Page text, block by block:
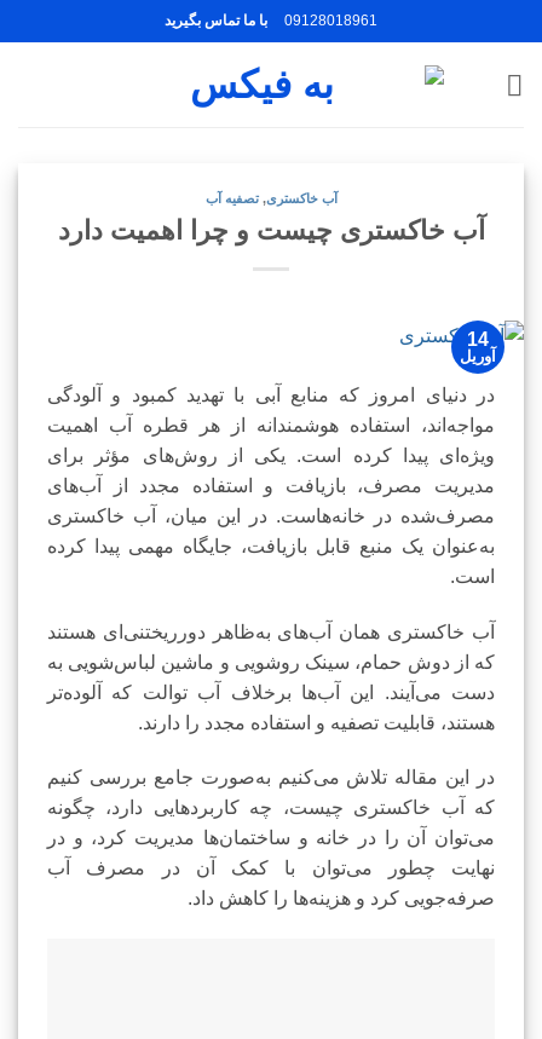
to
content
09128018961 با ما تماس بگیرید
آب خاکستری,تصفیه آب
آب خاکستری چیست و چرا اهمیت دارد
14
آوریل
در دنیای امروز که منابع آبی با تهدید کمبود و آلودگی
مواجه‌اند، استفاده هوشمندانه از هر قطره آب اهمیت
ویژه‌ای پیدا کرده است. یکی از روش‌های مؤثر برای
مدیریت مصرف، بازیافت و استفاده مجدد از آب‌های
مصرف‌شده در خانه‌هاست. در این میان، آب خاکستری
به‌عنوان یک منبع قابل بازیافت، جایگاه مهمی پیدا کرده
است.
آب خاکستری همان آب‌های به‌ظاهر دورریختنی‌ای هستند
که از دوش حمام، سینک روشویی و ماشین لباس‌شویی به
دست می‌آیند. این آب‌ها برخلاف آب توالت که آلوده‌تر
هستند، قابلیت تصفیه و استفاده مجدد را دارند.
در این مقاله تلاش می‌کنیم به‌صورت جامع بررسی کنیم
که آب خاکستری چیست، چه کاربردهایی دارد، چگونه
می‌توان آن را در خانه و ساختمان‌ها مدیریت کرد، و در
نهایت چطور می‌توان با کمک آن در مصرف آب
صرفه‌جویی کرد و هزینه‌ها را کاهش داد.